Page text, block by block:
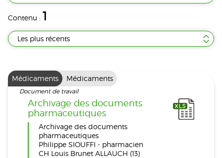
Contenu : 1
Les plus récents
Médicaments Médicaments
Document de travail
Archivage des documents
pharmaceutiques
Archivage des documents
pharmaceutiques
Philippe SIOUFFI - pharmacien
CH Louis Brunet ALLAUCH (13)